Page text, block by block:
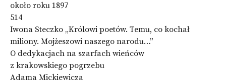
około roku 1897
514
Iwona Steczko „Królowi poetów. Temu, co kochał
miliony. Mojżeszowi naszego narodu…”
O dedykacjach na szarfach wieńców
z krakowskiego pogrzebu
Adama Mickiewicza